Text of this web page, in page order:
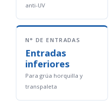
anti-UV
N° DE ENTRADAS
Entradas
inferiores
Para grúa horquilla y
transpaleta